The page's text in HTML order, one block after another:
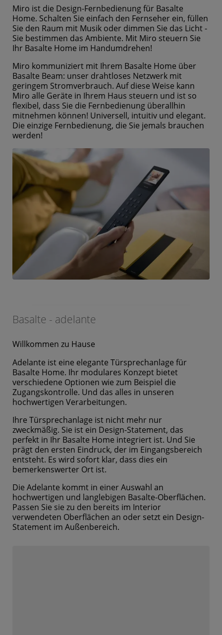
Miro ist die Design-Fernbedienung für Basalte
Home. Schalten Sie einfach den Fernseher ein, füllen
Sie den Raum mit Musik oder dimmen Sie das Licht -
Sie bestimmen das Ambiente. Mit Miro steuern Sie
Ihr Basalte Home im Handumdrehen!
Miro kommuniziert mit Ihrem Basalte Home über
Basalte Beam: unser drahtloses Netzwerk mit
geringem Stromverbrauch. Auf diese Weise kann
Miro alle Geräte in Ihrem Haus steuern und ist so
flexibel, dass Sie die Fernbedienung überallhin
mitnehmen können! Universell, intuitiv und elegant.
Die einzige Fernbedienung, die Sie jemals brauchen
werden!
Basalte - adelante
Willkommen zu Hause
Adelante ist eine elegante Türsprechanlage für
Basalte Home. Ihr modulares Konzept bietet
verschiedene Optionen wie zum Beispiel die
Zugangskontrolle. Und das alles in unseren
hochwertigen Verarbeitungen.
Ihre Türsprechanlage ist nicht mehr nur
zweckmäßig. Sie ist ein Design-Statement, das
perfekt in Ihr Basalte Home integriert ist. Und Sie
prägt den ersten Eindruck, der im Eingangsbereich
entsteht. Es wird sofort klar, dass dies ein
bemerkenswerter Ort ist.
Die Adelante kommt in einer Auswahl an
hochwertigen und langlebigen Basalte-Oberflächen.
Passen Sie sie zu den bereits im Interior
verwendeten Oberflächen an oder setzt ein Design-
Statement im Außenbereich.